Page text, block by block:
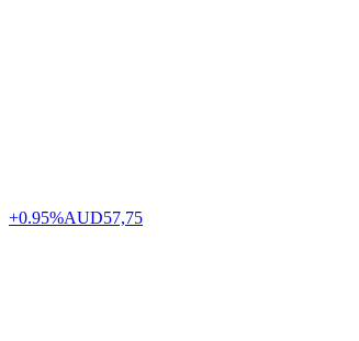
+0.95%AUD57,75